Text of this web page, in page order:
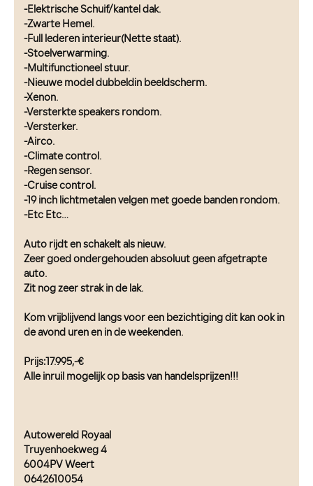
-Elektrische Schuif/kantel dak.
-Zwarte Hemel.
-Full lederen interieur(Nette staat).
-Stoelverwarming.
-Multifunctioneel stuur.
-Nieuwe model dubbeldin beeldscherm.
-Xenon.
-Versterkte speakers rondom.
-Versterker.
-Airco.
-Climate control.
-Regen sensor.
-Cruise control.
-19 inch lichtmetalen velgen met goede banden rondom.
-Etc Etc…
Auto rijdt en schakelt als nieuw.
Zeer goed ondergehouden absoluut geen afgetrapte
auto.
Zit nog zeer strak in de lak.
Kom vrijblijvend langs voor een bezichtiging dit kan ook in
de avond uren en in de weekenden.
Prijs:17.995,-€
Alle inruil mogelijk op basis van handelsprijzen!!!
Autowereld Royaal
Truyenhoekweg 4
6004PV Weert
0642610054